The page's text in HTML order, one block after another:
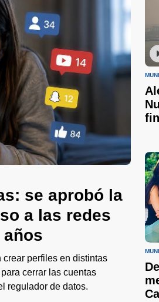
se aprobó la
a las redes
años
perfiles en distintas
cerrar las cuentas
regulador de datos.